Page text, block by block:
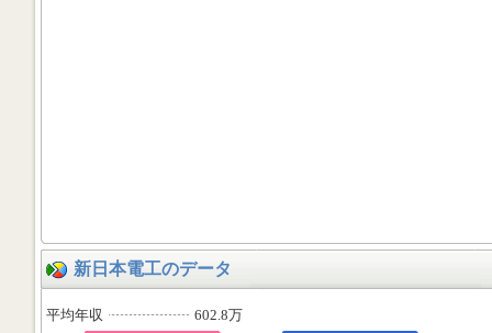
新日本電工のデータ
平均年収 602.8万